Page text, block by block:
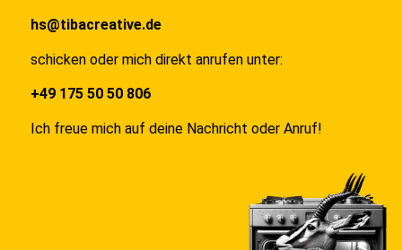
hs@tibacreative.de
schicken oder mich direkt anrufen unter:
+49 175 50 50 806
Ich freue mich auf deine Nachricht oder Anruf!